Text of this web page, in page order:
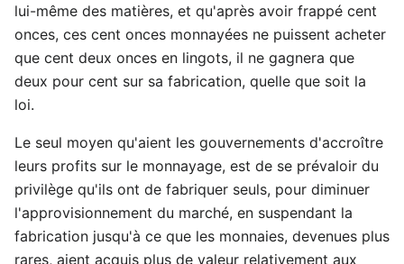
lui-même des matières, et qu'après avoir frappé cent
onces, ces cent onces monnayées ne puissent acheter
que cent deux onces en lingots, il ne gagnera que
deux pour cent sur sa fabrication, quelle que soit la
loi.
Le seul moyen qu'aient les gouvernements d'accroître
leurs profits sur le monnayage, est de se prévaloir du
privilège qu'ils ont de fabriquer seuls, pour diminuer
l'approvisionnement du marché, en suspendant la
fabrication jusqu'à ce que les monnaies, devenues plus
rares, aient acquis plus de valeur relativement aux